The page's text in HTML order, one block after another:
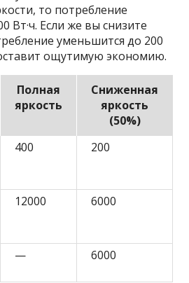
то потребление
Вт·ч. Если же вы снизите
уменьшится до 200
ощутимую экономию.
Полная
яркость
Сниженная
яркость
(50%)
400 200
12000 6000
— 6000